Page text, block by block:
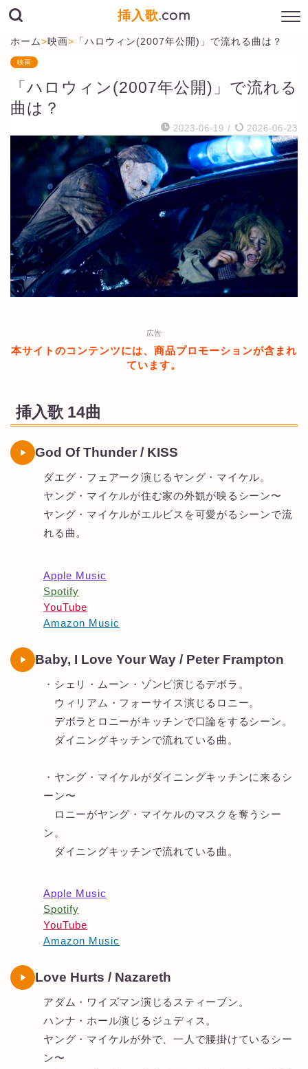
挿入歌.com
ホーム>映画> 「ハロウィン(2007年公開)」で流れる曲は？
映画
「ハロウィン(2007年公開)」で流れる
曲は？
2023-06-19 / 2026-06-23
広告
本サイトのコンテンツには、商品プロモーションが含まれ
ています。
挿入歌 14曲
God Of Thunder / KISS
ダエグ・フェアーク演じるヤング・マイケル。
ヤング・マイケルが住む家の外観が映るシーン〜
ヤング・マイケルがエルビスを可愛がるシーンで流
れる曲。
Apple Music
Spotify
YouTube
Amazon Music
Baby, I Love Your Way / Peter Frampton
・シェリ・ムーン・ゾンビ演じるデボラ。
ウィリアム・フォーサイス演じるロニー。
デボラとロニーがキッチンで口論をするシーン。
ダイニングキッチンで流れている曲。
・ヤング・マイケルがダイニングキッチンに来るシ
ーン〜
ロニーがヤング・マイケルのマスクを奪うシー
ン。
ダイニングキッチンで流れている曲。
Apple Music
Spotify
YouTube
Amazon Music
Love Hurts / Nazareth
アダム・ワイズマン演じるスティーブン。
ハンナ・ホール演じるジュディス。
ヤング・マイケルが外で、一人で腰掛けているシー
ン〜